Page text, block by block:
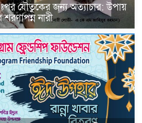
যৌতুকের জন্য অত্যাচার: উপায়
নারী